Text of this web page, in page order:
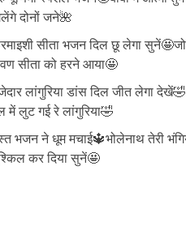
दोनों जने🌺
सीता भजन दिल छू लेगा
सीता को हरने आया🤩
लांगुरिया डांस दिल जीत लेगा
में लुट गई रे लांगुरिया🤣
भजन ने धूम मचाई🔱भोलेनाथ तेरी
कर दिया सुनें🤩